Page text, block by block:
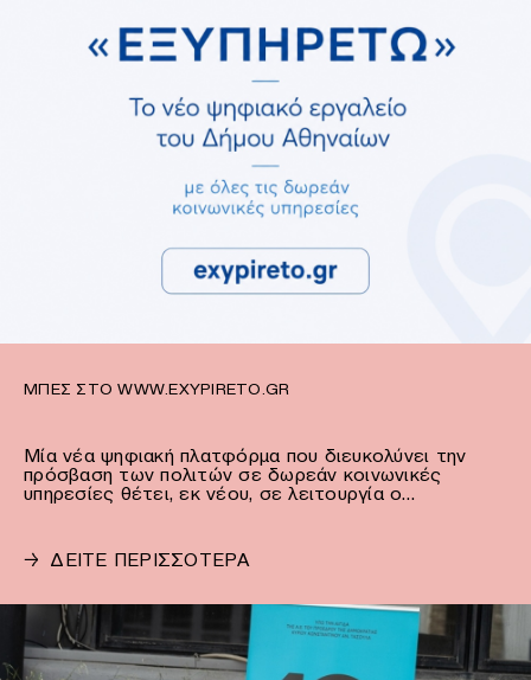
ΜΠΕΣ ΣΤΟ WWW.EXYPIRETO.GR
Μία νέα ψηφιακή πλατφόρμα που διευκολύνει την
πρόσβαση των πολιτών σε δωρεάν κοινωνικές
υπηρεσίες θέτει, εκ νέου, σε λειτουργία ο…
→ ΔΕΙΤΕ ΠΕΡΙΣΣΟΤΕΡΑ